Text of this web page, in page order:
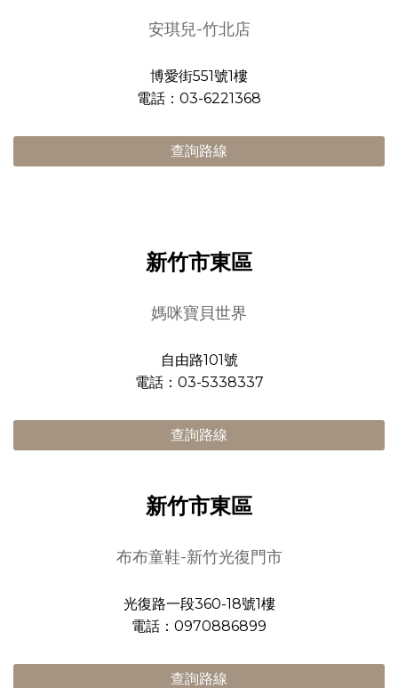
安琪兒-竹北店
博愛街551號1樓
電話：03-6221368
查詢路線
新竹市東區
媽咪寶貝世界
自由路101號
電話：03-5338337
查詢路線
新竹市東區
布布童鞋-新竹光復門市
光復路一段360-18號1樓
電話：0970886899
查詢路線